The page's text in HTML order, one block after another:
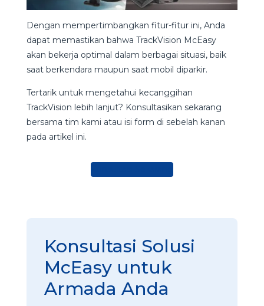
Dengan mempertimbangkan fitur-fitur ini, Anda
dapat memastikan bahwa TrackVision McEasy
akan bekerja optimal dalam berbagai situasi, baik
saat berkendara maupun saat mobil diparkir.
Tertarik untuk mengetahui kecanggihan
TrackVision lebih lanjut? Konsultasikan sekarang
bersama tim kami atau isi form di sebelah kanan
pada artikel ini.
Konsultasi Solusi
McEasy untuk
Armada Anda